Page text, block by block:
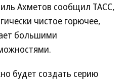
Ахметов сообщил ТАСС,
чистое горючее,
большими
будет создать серию